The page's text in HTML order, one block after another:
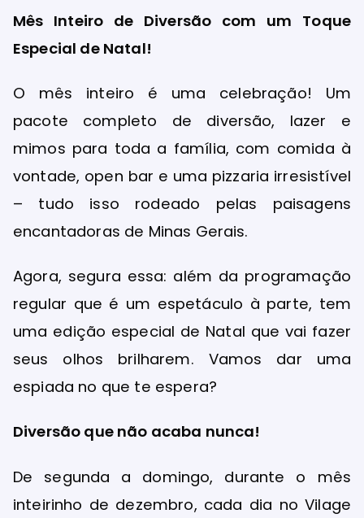
Mês Inteiro de Diversão com um Toque
Especial de Natal!
O mês inteiro é uma celebração! Um
pacote completo de diversão, lazer e
mimos para toda a família, com comida à
vontade, open bar e uma pizzaria irresistível
– tudo isso rodeado pelas paisagens
encantadoras de Minas Gerais.
Agora, segura essa: além da programação
regular que é um espetáculo à parte, tem
uma edição especial de Natal que vai fazer
seus olhos brilharem. Vamos dar uma
espiada no que te espera?
Diversão que não acaba nunca!
De segunda a domingo, durante o mês
inteirinho de dezembro, cada dia no Vilage